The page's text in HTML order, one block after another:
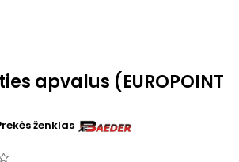
apvalus (EUROPOINT
ženklas